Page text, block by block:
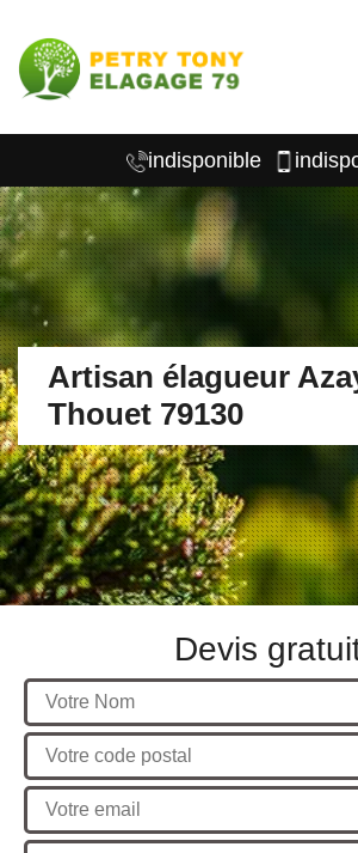
indisponible
Artisan élagueur
Thouet 79130
Devis